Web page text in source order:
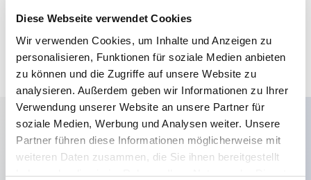
Diese Webseite verwendet Cookies
Wir verwenden Cookies, um Inhalte und Anzeigen zu
personalisieren, Funktionen für soziale Medien anbieten
zu können und die Zugriffe auf unsere Website zu
analysieren. Außerdem geben wir Informationen zu Ihrer
Verwendung unserer Website an unsere Partner für
soziale Medien, Werbung und Analysen weiter. Unsere
Partner führen diese Informationen möglicherweise mit
weiteren Daten zusammen, die Sie ihnen bereitgestellt
haben oder die sie im Rahmen Ihrer Nutzung der Dienste
zum Zitat hinzufügen
Hauptmerkmale